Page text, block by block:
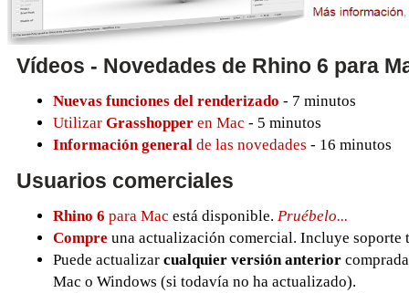
Vídeos - Novedades de Rhino 6 para
Nuevas funciones del renderizado - 7 minutos
Utilizar Grasshopper en Mac - 5 minutos
Información general de las novedades - 16 minutos
Usuarios comerciales
Rhino 6 para Mac está disponible. Pruébelo...
Compre una actualización comercial. Incluye soporte
Puede actualizar cualquier versión anterior
Mac o Windows (si todavía no ha actualizado).